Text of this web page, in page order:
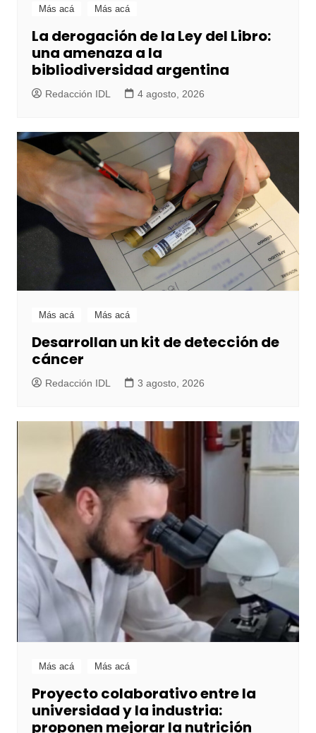
Más acá Más acá
La derogación de la Ley del Libro:
una amenaza a la
bibliodiversidad argentina
Redacción IDL 4 agosto, 2026
Más acá Más acá
Desarrollan un kit de detección de
cáncer
Redacción IDL 3 agosto, 2026
Más acá Más acá
Proyecto colaborativo entre la
universidad y la industria:
proponen mejorar la nutrición